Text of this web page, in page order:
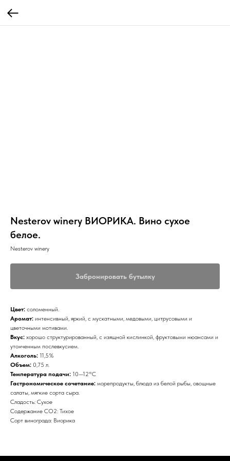
Nesterov winery ВИОРИКА. Вино сухое
белое.
Nesterov winery
Забронировать бутылку
Цвет: соломенный.
Аромат: интенсивный, яркий, с мускатными, медовыми, цитрусовыми и
цветочными мотивами.
Вкус: хорошо структурированный, с изящной кислинкой, фруктовыми нюансами и
утонченным послевкусием.
Алкоголь: 11,5%
Объем: 0,75 л.
Температура подачи: 10—12°С
Гастрономическое сочетание: морепродукты, блюда из белой рыбы, овощные
салаты, мягкие сорта сыра.
Сладость: Сухое
Содержание CO2: Тихое
Сорт винограда: Виорика